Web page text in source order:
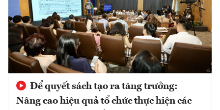
Để quyết sách tạo ra tăng trưởng:
Nâng cao hiệu quả tổ chức thực hiện các